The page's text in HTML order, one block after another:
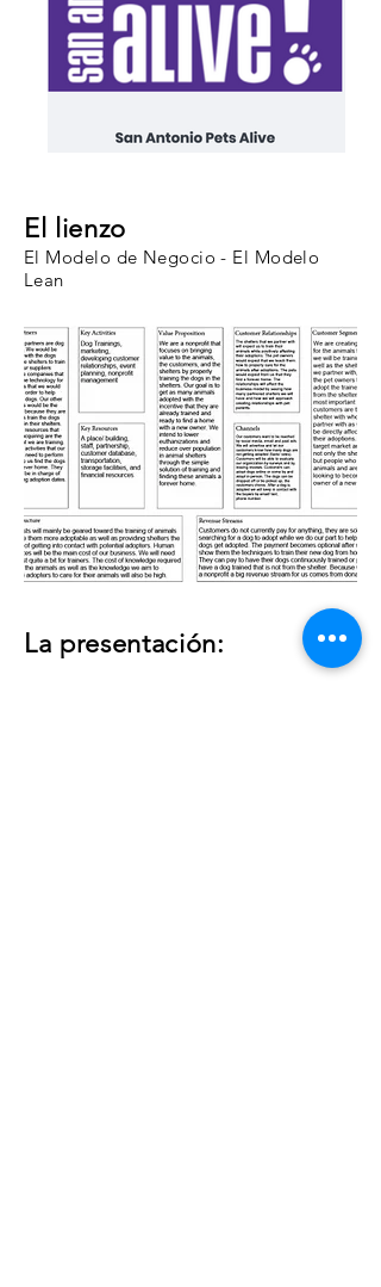
El lienzo
El Modelo de Negocio - El Modelo
Lean
La presentación: